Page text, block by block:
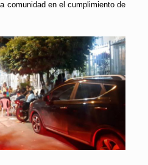
comunidad en el cumplimiento de